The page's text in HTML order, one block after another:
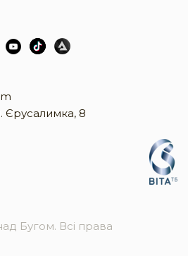
Єрусалимка, 8
Бугом. Всі права